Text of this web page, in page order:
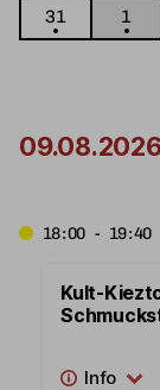
31
1
18:00 - 19:40
Kult-